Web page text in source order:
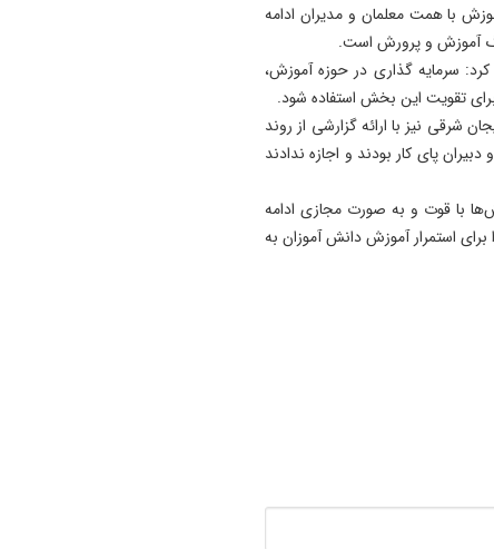
با همت معلمان و مدیران ادامه
آموزش و پرورش است.
سرمایه‌ گذاری در حوزه آموزش،
تقویت این بخش استفاده شود.
شرقی نیز با ارائه گزارشی از روند
پای کار بودند و اجازه ندادند
با قوت و به صورت مجازی ادامه
استمرار آموزش دانش‌ آموزان به